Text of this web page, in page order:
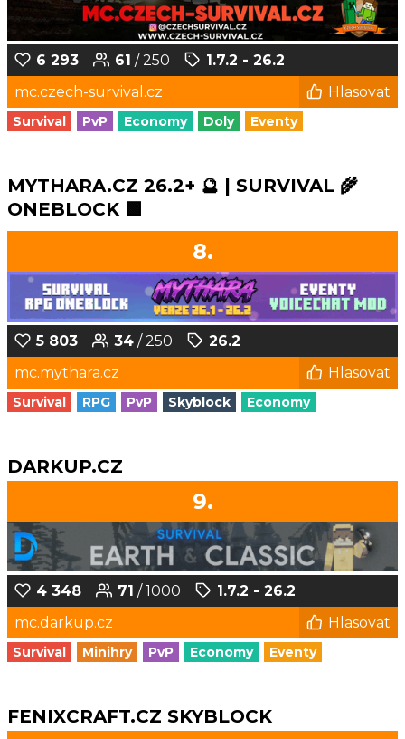
6 293 61 / 250
1.7.2 - 26.2
mc.czech-survival.cz
Hlasovat
Survival PvP Economy Doly Eventy
MYTHARA.CZ 26.2+ 🔮 | SURVIVAL 🌾
ONEBLOCK 🟩
8.
5 803 34 / 250
26.2
mc.mythara.cz
Hlasovat
Survival RPG PvP Skyblock Economy
DARKUP.CZ
9.
4 348 71 / 1000
1.7.2 - 26.2
mc.darkup.cz
Hlasovat
Survival Minihry PvP Economy Eventy
FENIXCRAFT.CZ SKYBLOCK